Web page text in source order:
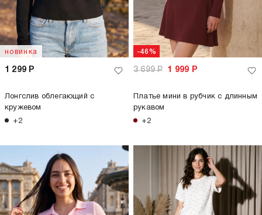
новинка
1 299 Р
Лонгслив облегающий с
кружевом
+2
-46%
3 699Р 1 999 Р
Платье мини в рубчик с длинным
рукавом
+2